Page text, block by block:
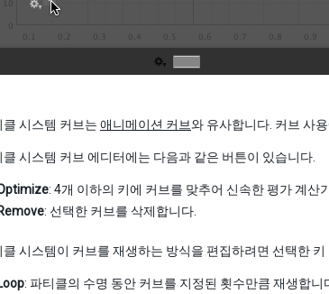
클 시스템 커브는 애니메이션 커브와 유사합니다. 커브 사
클 시스템 커브 에디터에는 다음과 같은 버튼이 있습니다.
: 4개 이하의 키에 커브를 맞추어 신속한 평가 계산
: 선택한 커브를 삭제합니다.
클 시스템이 커브를 재생하는 방식을 편집하려면 선택한
: 파티클의 수명 동안 커브를 지정된 횟수만큼 재생합